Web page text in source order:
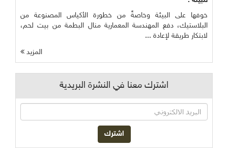
خوفها على البيئة وخاصةً من خطورة الأكياس المصنوعة من
البلاستيك، دفع المهندسة المعمارية منال البطمة من بيت لحم،
لابتكار طريقة لإعادة ...
المزيد
اشترك معنا في النشرة البريدية